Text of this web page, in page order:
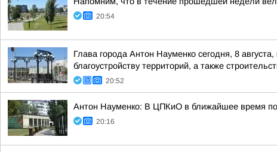
20:54
Глава города Антон Науменко сегодня, 8
благоустройству территорий, а также
20:52
Антон Науменко: В ЦПКиО в ближайшее время
20:16